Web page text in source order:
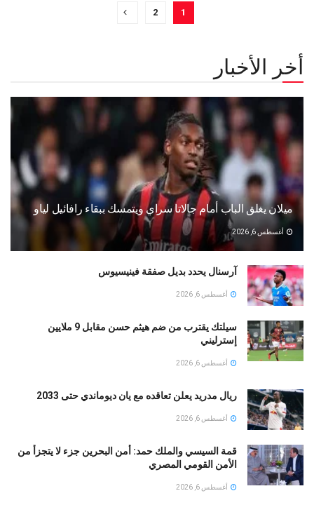
1
2
أخر الأخبار
ميلان يغلق الباب أمام جالاتا سراي ويتمسك ببقاء رافائيل لياو
أغسطس 6, 2026
آرسنال يحدد بديل صفقة فينيسيوس
أغسطس 6, 2026
سيلتك يقترب من ضم هيثم حسن مقابل 9 ملايين
إسترليني
أغسطس 6, 2026
ريال مدريد يعلن تعاقده مع يان ديوماندي حتى 2033
أغسطس 6, 2026
قمة السيسي والملك حمد: أمن البحرين جزء لا يتجزأ من
الأمن القومي المصري
أغسطس 6, 2026